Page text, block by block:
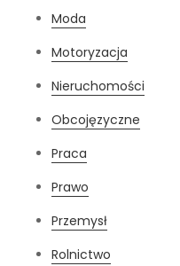
Moda
Motoryzacja
Nieruchomości
Obcojęzyczne
Praca
Prawo
Przemysł
Rolnictwo